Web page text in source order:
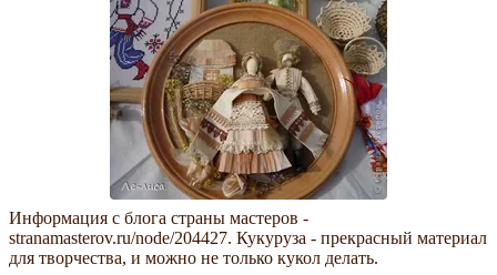
Информация с блога страны мастеров -
stranamasterov.ru/node/204427. Кукуруза - прекрасный материал
для творчества, и можно не только кукол делать.